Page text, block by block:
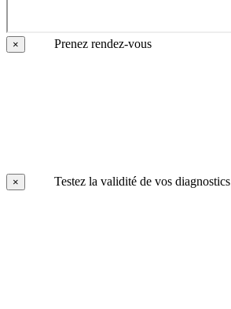
× Prenez rendez-vous
× Testez la validité de vos diagnostics